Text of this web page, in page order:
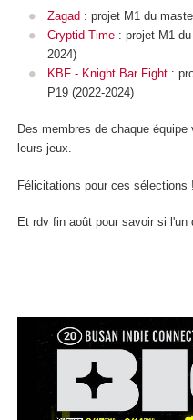
Zagad: projet M1 du
Cryptid Time: projet M1 du
2024)
KBF - Knight Bar Fight:
P19 (2022-2024)
Des membres de chaque
leurs jeux.
Félicitations pour ces sélections !
Et rdv fin août pour savoir si